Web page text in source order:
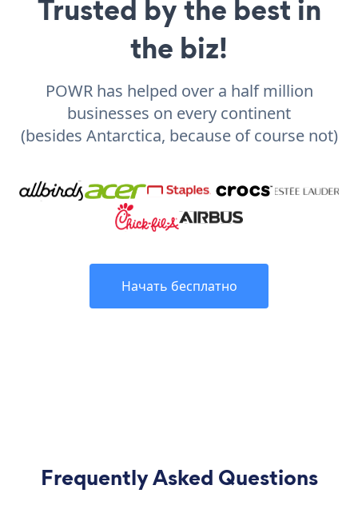
Trusted by the best in
the biz!
POWR has helped over a half million
businesses on every continent
(besides Antarctica, because of course not)
Начать бесплатно
Frequently Asked Questions